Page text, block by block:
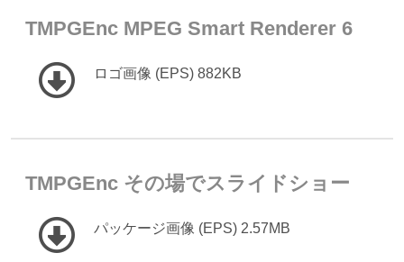
TMPGEnc MPEG Smart Renderer 6
ロゴ画像 (EPS) 882KB
TMPGEnc その場でスライドショー
パッケージ画像 (EPS) 2.57MB